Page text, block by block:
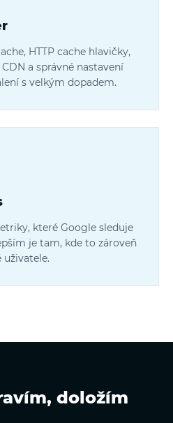
HTTP cache hlavičky,
a správné nastavení
s velkým dopadem.
které Google sleduje
je tam, kde to zároveň
uživatele.
doložím